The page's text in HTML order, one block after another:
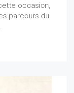
occasion,
parcours du